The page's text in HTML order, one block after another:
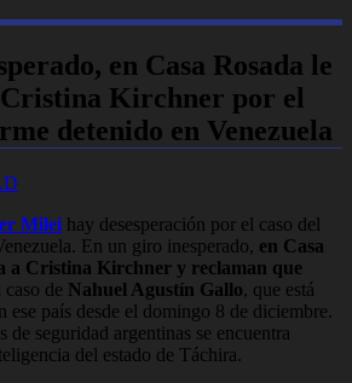
en Casa Rosada le
Kirchner por el
detenido en Venezuela
Milei hay desesperación por el caso del
En un giro inesperado, en Casa
a Cristina Kirchner y reclaman que
caso de Nahuel Agustín Gallo, que está
ese país desde el domingo 8 de diciembre.
de seguridad argentinas se encuentra
del estado de Táchira.